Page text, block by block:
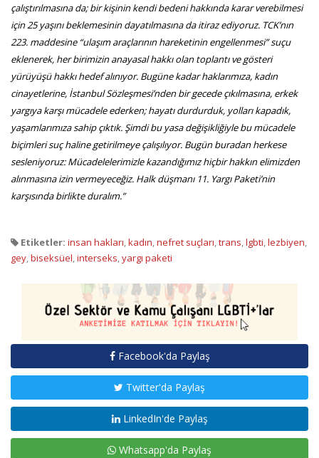
çalıştırılmasına da; bir kişinin kendi bedeni hakkında karar verebilmesi
için 25 yaşını beklemesinin dayatılmasına da itiraz ediyoruz. TCK’nın
223. maddesine “ulaşım araçlarının hareketinin engellenmesi” suçu
eklenerek, her birimizin anayasal hakkı olan toplantı ve gösteri
yürüyüşü hakkı hedef alınıyor. Bugüne kadar haklarımıza, kadın
cinayetlerine, İstanbul Sözleşmesi’nden bir gecede çıkılmasına, erkek
yargıya karşı mücadele ederken; hayatı durdurduk, yolları kapadık,
yaşamlarımıza sahip çıktık. Şimdi bu yasa değişikliğiyle bu mücadele
biçimleri suç haline getirilmeye çalışılıyor. Bugün buradan herkese
sesleniyoruz: Mücadelelerimizle kazandığımız hiçbir hakkın elimizden
alınmasına izin vermeyeceğiz. Halk düşmanı 11. Yargı Paketi’nin
karşısında birlikte duralım.”
Etiketler: insan hakları kadın nefret suçları trans lgbti lezbiyen
gey biseksüel interseks yargı paketi
Facebook'da Paylaş
Twitter'da Paylaş
LinkedIn'de Paylaş
Whatsapp'da Paylaş